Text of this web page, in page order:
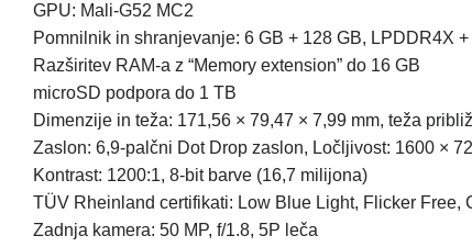
GPU: Mali-G52 MC2
Pomnilnik in shranjevanje: 6 GB + 128 GB, LPDDR4X
Razširitev RAM-a z “Memory extension” do 16 GB
microSD podpora do 1 TB
Dimenzije in teža: 171,56 × 79,47 × 7,99 mm, teža
Zaslon: 6,9-palčni Dot Drop zaslon, Ločljivost: 1600 ×
Kontrast: 1200:1, 8-bit barve (16,7 milijona)
TÜV Rheinland certifikati: Low Blue Light, Flicker Free,
Zadnja kamera: 50 MP, f/1.8, 5P leča